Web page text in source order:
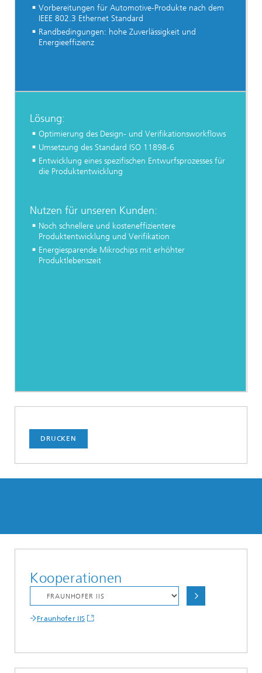
Vorbereitungen für Automotive-Produkte nach dem
IEEE 802.3 Ethernet Standard
Randbedingungen: hohe Zuverlässigkeit und
Energieeffizienz
Lösung:
Optimierung des Design- und Verifikationsworkflows
Umsetzung des Standard ISO 11898-6
Entwicklung eines spezifischen Entwurfsprozesses für
die Produktentwicklung
Nutzen für unseren Kunden:
Noch schnellere und kosteneffizientere
Produktentwicklung und Verifikation
Energiesparende Mikrochips mit erhöhter
Produktlebenszeit
DRUCKEN
Kooperationen
Fraunhofer IIS